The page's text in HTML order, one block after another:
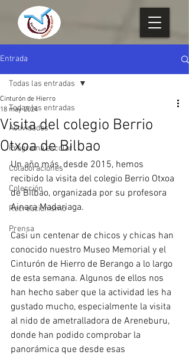
Entrada
Todas las entradas
Actividades
Programa escolar
Colaboraciones
Colección
Recreacionismo
Prensa
Todas las entradas
Visita del colegio Berrio
Otxoa de Bilbao
Cinturón de Hierro
18 may 2024
Un año más, desde 2015, hemos
recibido la visita del colegio Berrio Otxoa
de Bilbao, organizada por su profesora
Ainara Madariaga.
Casi un centenar de chicos y chicas han
conocido nuestro Museo Memorial y el
Cinturón de Hierro de Berango a lo largo
de esta semana. Algunos de ellos nos
han hecho saber que la actividad les ha
gustado mucho, especialmente la visita
al nido de ametralladora de Areneburu,
donde han podido comprobar la
panorámica que desde esas